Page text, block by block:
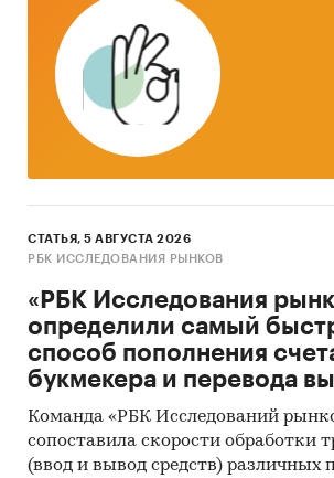
пакетов программ, к которым
наше агентство.
Контент-анализ выполняется в
проведения Desk Research
исследование). В общем виде
кабинетного исследования
показатели, характеризующие
Источники получения
Базы данных Федеральной
службы РФ, ФСГС РФ (Росстат).
Материалы DataMonitor,
Eurostat.
СТАТЬЯ, 5 АВГУСТА 2026
РБК ИССЛЕДОВАНИЯ РЫНКОВ
«РБК Исследования
определили самый
способ пополнения
букмекера и перевода
Команда «РБК Исследований
сопоставила скорости обработки
(ввод и вывод средств) различных